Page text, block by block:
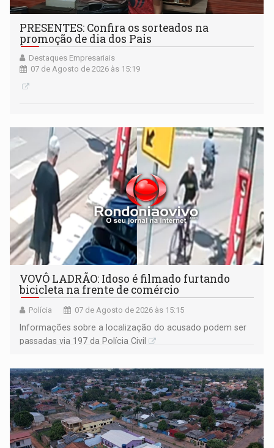
PRESENTES: Confira os sorteados na
promoção de dia dos Pais
Destaques Empresariais
07 de Agosto de 2026 às 15:19
VOVÔ LADRÃO: Idoso é filmado furtando
bicicleta na frente de comércio
Polícia 07 de Agosto de 2026 às 15:15
Informações sobre a localização do acusado podem ser
passadas via 197 da Polícia Civil